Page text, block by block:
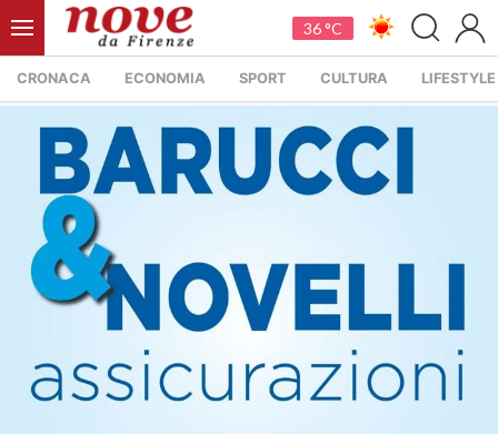
36 °C
CRONACA ECONOMIA SPORT CULTURA LIFESTYLE